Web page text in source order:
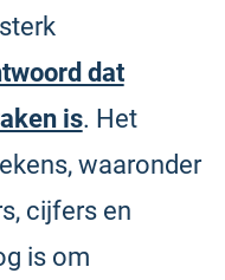
dat
is. Het
waaronder
cijfers en
is om